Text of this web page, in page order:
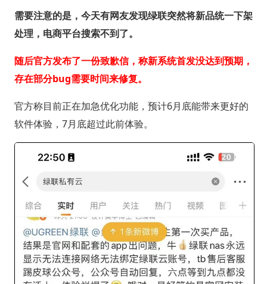
需要注意的是，今天有网友发现绿联突然将新品统一下架
处理，电商平台搜索不到了。
随后官方发布了一份致歉信，称新系统首发没达到预期，
存在部分bug需要时间来修复。
官方称目前正在加急优化功能，预计6月底能带来更好的
软件体验，7月底超过此前体验。